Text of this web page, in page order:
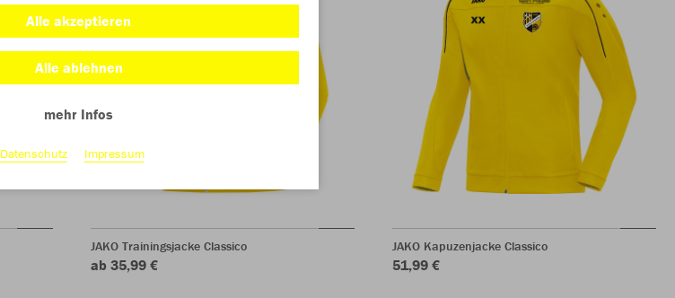
JAKO Trainingsjacke Classico
ab 35,99 €
JAKO Kapuzenjacke Classico
51,99 €
Alle akzeptieren
Alle ablehnen
mehr Infos
Datenschutz Impressum